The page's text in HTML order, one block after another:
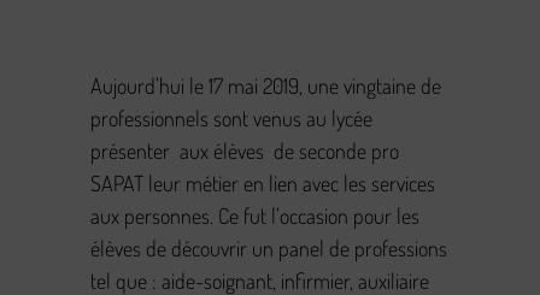
Aujourd’hui le 17 mai 2019, une vingtaine de
professionnels sont venus au lycée
présenter aux élèves de seconde pro
SAPAT leur métier en lien avec les services
aux personnes. Ce fut l’occasion pour les
élèves de découvrir un panel de professions
tel que : aide-soignant, infirmier, auxiliaire